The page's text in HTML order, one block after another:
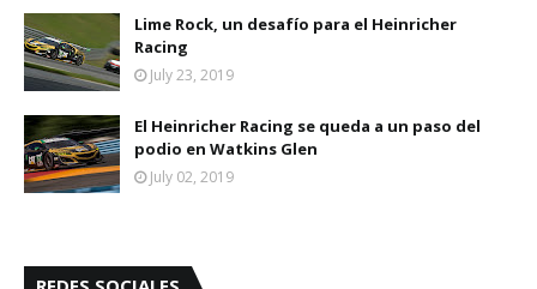
Lime Rock, un desafío para el Heinricher
Racing
July 23, 2019
El Heinricher Racing se queda a un paso del
podio en Watkins Glen
July 02, 2019